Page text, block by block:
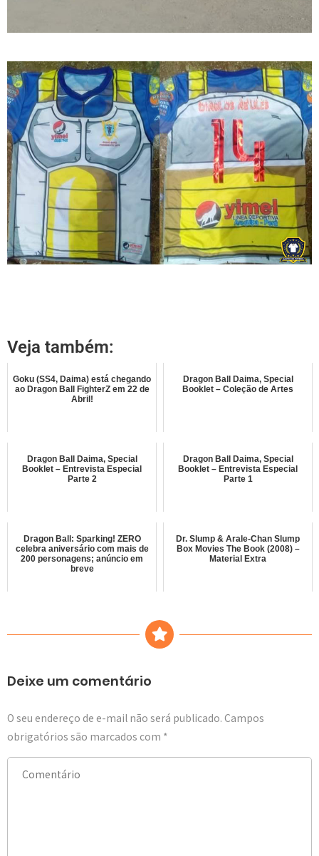
Veja também:
Goku (SS4, Daima) está chegando
ao Dragon Ball FighterZ em 22 de
Abril!
Dragon Ball Daima, Special
Booklet – Coleção de Artes
Dragon Ball Daima, Special
Booklet – Entrevista Especial
Parte 2
Dragon Ball Daima, Special
Booklet – Entrevista Especial
Parte 1
Dragon Ball: Sparking! ZERO
celebra aniversário com mais de
200 personagens; anúncio em
breve
Dr. Slump & Arale-Chan Slump
Box Movies The Book (2008) –
Material Extra
Deixe um comentário
O seu endereço de e-mail não será publicado. Campos
obrigatórios são marcados com *